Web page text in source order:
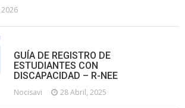
2026
GUÍA DE REGISTRO DE
ESTUDIANTES CON
DISCAPACIDAD – R-NEE
Nocisavi 28 Abril, 2025